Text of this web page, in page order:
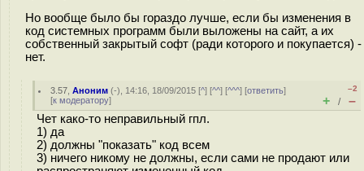
Но вообще было бы гораздо лучше, если бы изменения в
код системных программ были выложены на сайт, а их
собственный закрытый софт (ради которого и покупается) -
нет.
3.57 ,Аноним (-), 14:16, 18/09/2015 [^] [^^] [^^^] [ответить]
[к модератору]
–2
+ / –
Чет како-то неправильный гпл.
1) да
2) должны "показать" код всем
3) ничего никому не должны, если сами не продают или